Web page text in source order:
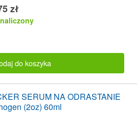
zł
do koszyka
SERUM NA ODRASTANIE
(2oz) 60ml